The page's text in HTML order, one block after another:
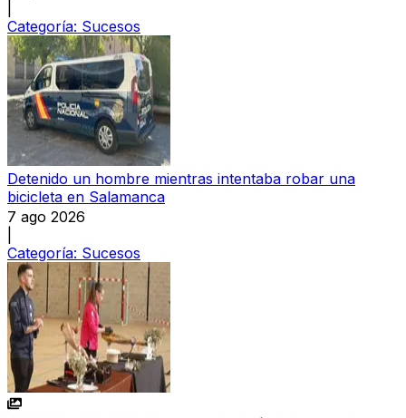
Categoría: Sucesos
Detenido un hombre mientras intentaba robar una
bicicleta en Salamanca
7 ago 2026
Categoría: Sucesos